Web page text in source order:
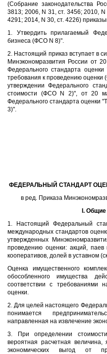
(Собрание законодательства
3813; 2006, N 31, ст. 3456; 2010, N
4291; 2014, N 30, ст. 4226)
1. Утвердить прилагаемый
бизнеса (ФСО N 8)".
2. Настоящий приказ вступает в
Минэкономразвития России от
Федерального стандарта
требования к проведению
утверждении Федерального
стоимости (ФСО N 2)", от 20
Федерального стандарта оценки
3)".
ФЕДЕРАЛЬНЫЙ СТАНДАРТ
в ред. Приказа
I.
1. Настоящий Федеральный
международных стандартов
утвержденных
проведению оценки: акций,
кооперативов, долей в уставном
Оценка имущественного
обособленного имущества
соответствии с требованиями
оценки.
2. Для целей настоящего
понимается
направленная на извлечение
3. При определении
вероятная расчетная
экономических выгод от